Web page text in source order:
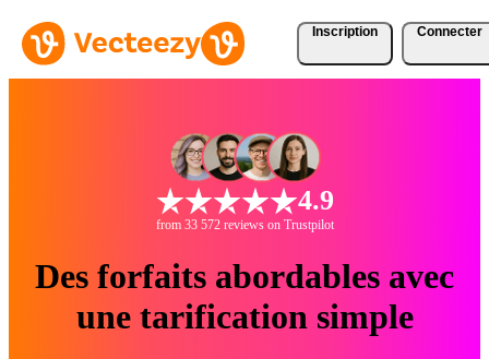
Inscription Connecter
4.9
from 33 572 reviews on Trustpilot
Des forfaits abordables avec
une tarification simple